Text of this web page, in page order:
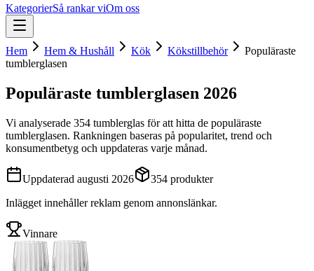
KategorierSå rankar viOm oss
Hem Hem & Hushåll Kök Kökstillbehör
Populäraste
tumblerglasen
Populäraste tumblerglasen 2026
Vi analyserade 354 tumblerglas för att hitta de populäraste
tumblerglasen. Rankningen baseras på popularitet, trend och
konsumentbetyg och uppdateras varje månad.
Uppdaterad augusti 2026 354 produkter
Inlägget innehåller reklam genom annonslänkar.
Vinnare